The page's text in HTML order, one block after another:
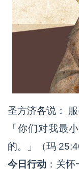
圣方济各说：
「你们对我最
的。」（玛
今日行动 ：关